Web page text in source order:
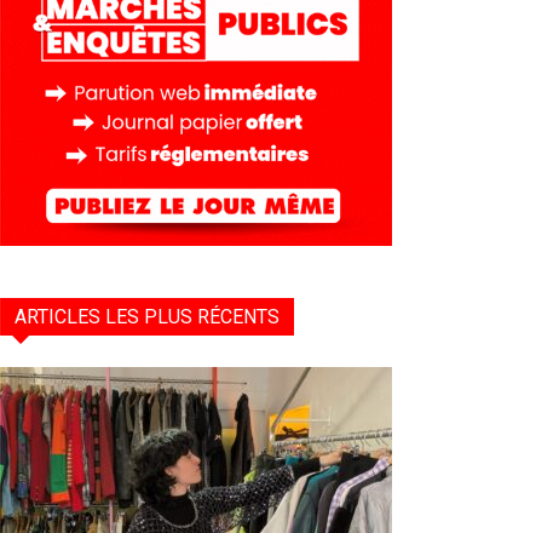
ARTICLES LES PLUS RÉCENTS